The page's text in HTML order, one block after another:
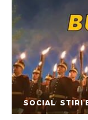
SOCIAL STIRI